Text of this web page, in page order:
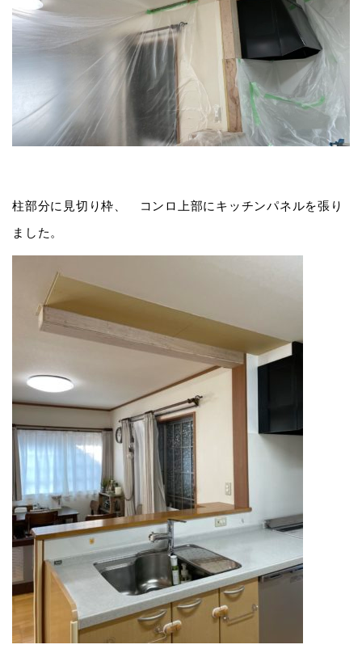
柱部分に見切り枠、 コンロ上部にキッチンパネルを張り
ました。